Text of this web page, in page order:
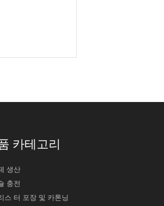
카테고리
생산
충전
스 터 포장 및 카톤닝